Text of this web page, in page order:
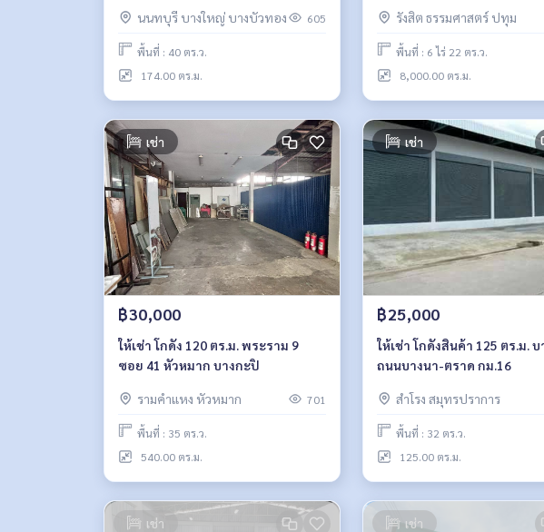
นนทบุรี บางใหญ่ บางบัวทอง 605
พื้นที่ : 40 ตร.ว.
174.00 ตร.ม.
รังสิต ธรรมศาสตร์ ปทุม
พื้นที่ : 6 ไร่ 22 ตร.ว.
8,000.00 ตร.ม.
เช่า
฿30,000
ให้เช่า โกดัง 120 ตร.ม. พระราม 9
ซอย 41 หัวหมาก บางกะปิ
รามคำแหง หัวหมาก 701
พื้นที่ : 35 ตร.ว.
540.00 ตร.ม.
เช่า
฿25,000
ให้เช่า โกดังสินค้า 125 ตร.ม.
ถนนบางนา-ตราด กม.16
สำโรง สมุทรปราการ
พื้นที่ : 32 ตร.ว.
125.00 ตร.ม.
เช่า เช่า